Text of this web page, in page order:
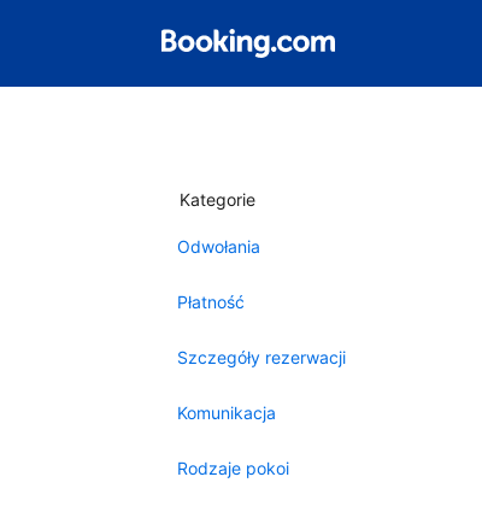
Kategorie
Odwołania
Płatność
Szczegóły rezerwacji
Komunikacja
Rodzaje pokoi